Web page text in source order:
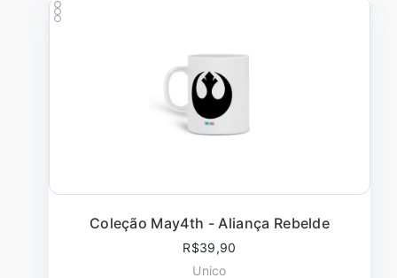
Coleção May4th - Aliança Rebelde
R$39,90
Unico